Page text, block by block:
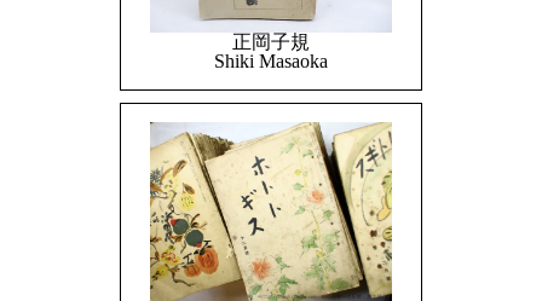
正岡子規
Shiki Masaoka